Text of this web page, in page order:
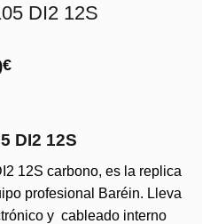
DI2 12S
€El
es:
3.850,00€.
DI2 12S
12S carbono, es la replica
profesional Baréin. Lleva
y cableado interno